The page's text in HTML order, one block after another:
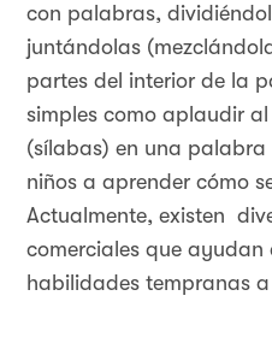
con palabras,
juntándolas
partes del interior de la
simples como aplaudir
(sílabas) en una
niños a aprender cómo
Actualmente, existen
comerciales que ayudan
habilidades tempranas